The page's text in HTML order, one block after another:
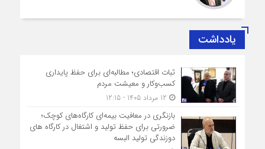
یادداشت
ثبات اقتصادی؛ مطالبه‌ای برای حفظ پایداری
کسب‌وکار و معیشت مردم
بازنگری در معافیت بیمه‌ای کارگاه‌های کوچک؛
ضرورتی برای حفظ تولید و اشتغال در کارگاه های
دوزندگی تولید البسه